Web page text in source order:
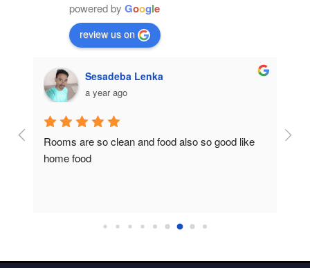
powered by Google
review us on
Sesadeba Lenka
a year ago
Rooms are so clean and food also so good like
home food
So